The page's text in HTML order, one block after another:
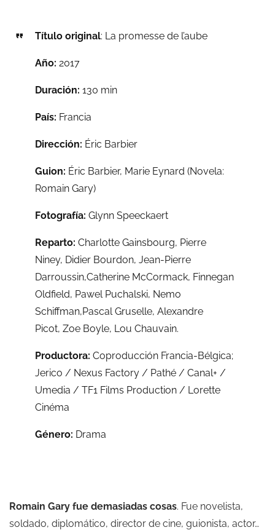
Título original: La promesse de l’aube
Año: 2017
Duración: 130 min
País: Francia
Dirección: Éric Barbier
Guion: Éric Barbier, Marie Eynard (Novela:
Romain Gary)
Fotografía: Glynn Speeckaert
Reparto: Charlotte Gainsbourg, Pierre
Niney, Didier Bourdon, Jean-Pierre
Darroussin,Catherine McCormack, Finnegan
Oldfield, Pawel Puchalski, Nemo
Schiffman,Pascal Gruselle, Alexandre
Picot, Zoe Boyle, Lou Chauvain.
Productora: Coproducción Francia-Bélgica;
Jerico / Nexus Factory / Pathé / Canal+ /
Umedia / TF1 Films Production / Lorette
Cinéma
Género: Drama
Romain Gary fue demasiadas cosas. Fue novelista,
soldado, diplomático, director de cine, guionista, actor…